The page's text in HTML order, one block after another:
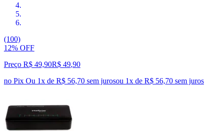
(100)
12% OFF
Preço R$ 49,90R$ 49,90
no Pix Ou 1x de R$ 56,70 sem jurosou 1x de R$ 56,70 sem juros